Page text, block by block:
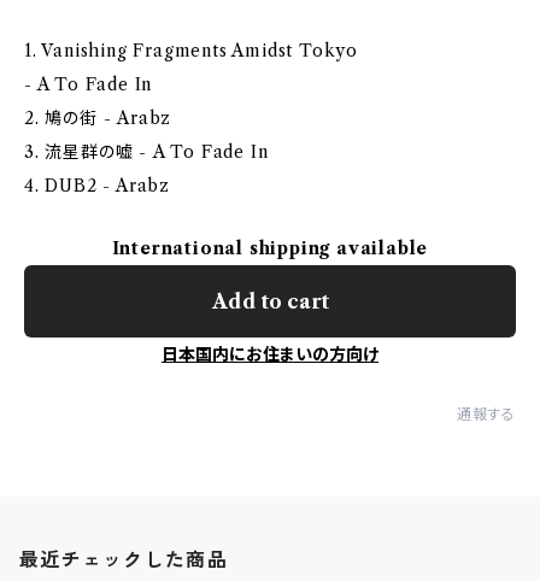
1. Vanishing Fragments Amidst Tokyo
- A To Fade In
2. 鳩の街 - Arabz
3. 流星群の嘘 - A To Fade In
4. DUB2 - Arabz
International shipping available
Add to cart
日本国内にお住まいの方向け
通報する
最近チェックした商品